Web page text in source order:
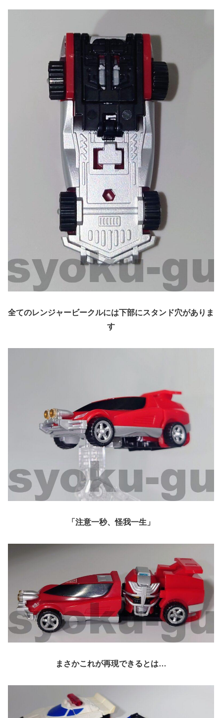
全てのレンジャービークルには下部にスタンド穴がありま
す
「 注意一秒、怪我一生 」
まさかこれが再現できるとは…